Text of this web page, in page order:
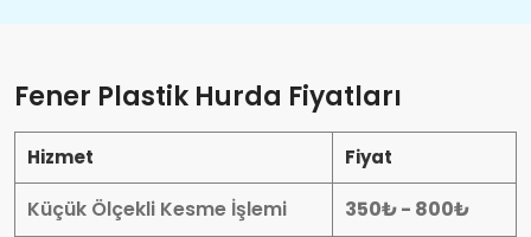
Fener Plastik Hurda Fiyatları
Hizmet Fiyat
Küçük Ölçekli Kesme İşlemi
350₺ - 800₺